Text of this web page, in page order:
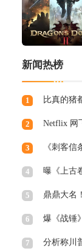
新闻热榜
1
2
3
4
5
6
7